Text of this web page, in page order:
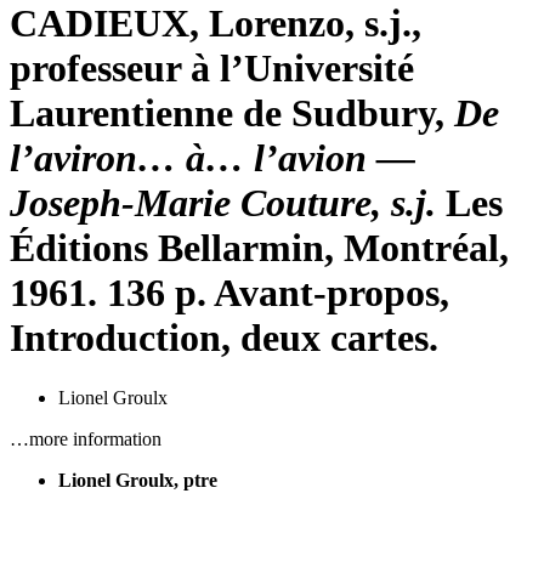
CADIEUX, Lorenzo, s.j.,
professeur à l’Université
Laurentienne de Sudbury, De
l’aviron… à… l’avion —
Joseph-Marie Couture, s.j. Les
Éditions Bellarmin, Montréal,
1961. 136 p. Avant-propos,
Introduction, deux cartes.
Lionel Groulx
…more information
Lionel Groulx, ptre